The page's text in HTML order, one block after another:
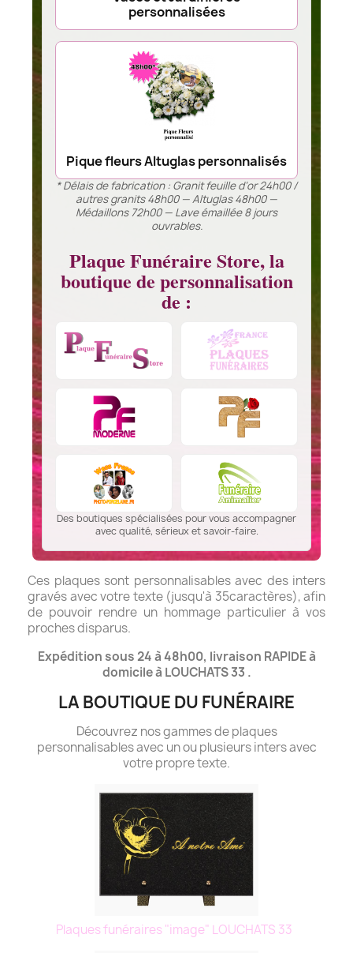
personnalisées
Pique fleurs Altuglas personnalisés
* Délais de fabrication : Granit feuille d’or 24h00 /
autres granits 48h00 — Altuglas 48h00 —
Médaillons 72h00 — Lave émaillée 8 jours
ouvrables.
Plaque Funéraire Store, la
boutique de personnalisation
de :
Des boutiques spécialisées pour vous accompagner
avec qualité, sérieux et savoir-faire.
Ces plaques sont personnalisables avec des inters
gravés avec votre texte (jusqu'à 35caractères), afin
de pouvoir rendre un hommage particulier à vos
proches disparus.
Expédition sous 24 à 48h00, livraison RAPIDE à
domicile à LOUCHATS 33 .
LA BOUTIQUE DU FUNÉRAIRE
Découvrez nos gammes de plaques
personnalisables avec un ou plusieurs inters avec
votre propre texte.
Plaques funéraires "image" LOUCHATS 33